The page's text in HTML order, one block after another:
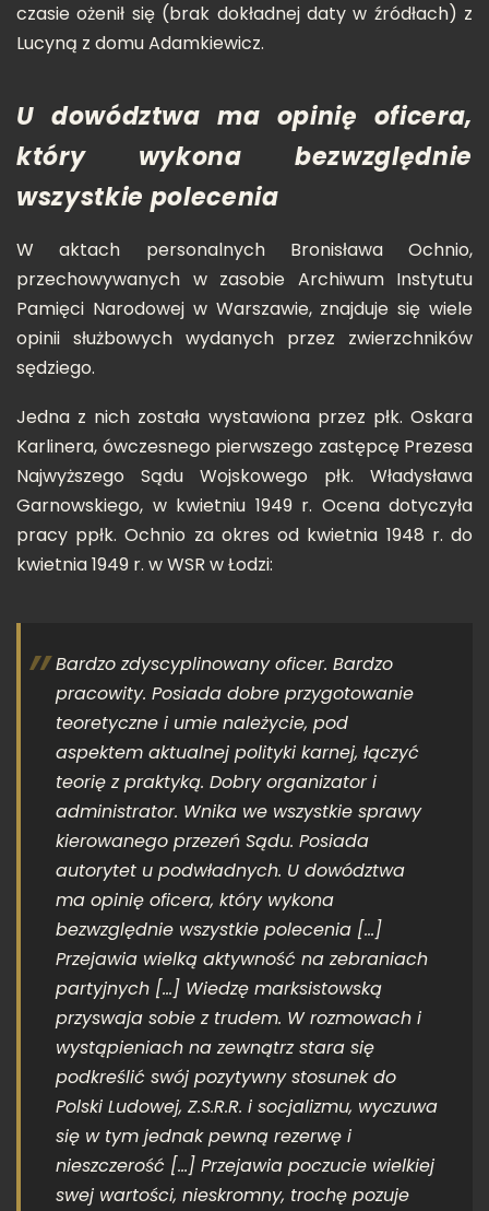
czasie ożenił się (brak dokładnej daty w źródłach) z
Lucyną z domu Adamkiewicz.
U dowództwa ma opinię oficera,
który wykona bezwzględnie
wszystkie polecenia
W aktach personalnych Bronisława Ochnio,
przechowywanych w zasobie Archiwum Instytutu
Pamięci Narodowej w Warszawie, znajduje się wiele
opinii służbowych wydanych przez zwierzchników
sędziego.
Jedna z nich została wystawiona przez płk. Oskara
Karlinera, ówczesnego pierwszego zastępcę Prezesa
Najwyższego Sądu Wojskowego płk. Władysława
Garnowskiego, w kwietniu 1949 r. Ocena dotyczyła
pracy ppłk. Ochnio za okres od kwietnia 1948 r. do
kwietnia 1949 r. w WSR w Łodzi:
Bardzo zdyscyplinowany oficer. Bardzo
pracowity. Posiada dobre przygotowanie
teoretyczne i umie należycie, pod
aspektem aktualnej polityki karnej, łączyć
teorię z praktyką. Dobry organizator i
administrator. Wnika we wszystkie sprawy
kierowanego przezeń Sądu. Posiada
autorytet u podwładnych. U dowództwa
ma opinię oficera, który wykona
bezwzględnie wszystkie polecenia […]
Przejawia wielką aktywność na zebraniach
partyjnych […] Wiedzę marksistowską
przyswaja sobie z trudem. W rozmowach i
wystąpieniach na zewnątrz stara się
podkreślić swój pozytywny stosunek do
Polski Ludowej, Z.S.R.R. i socjalizmu, wyczuwa
się w tym jednak pewną rezerwę i
nieszczerość […] Przejawia poczucie wielkiej
swej wartości, nieskromny, trochę pozuje